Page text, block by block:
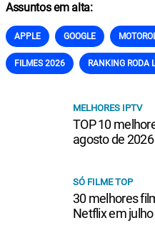
Assuntos em alta:
APPLE GOOGLE
FILMES 2026 RANKING RODA
MELHORES IPTV
TOP 10
agosto de 2026
SÓ FILME TOP
30 melhores
Netflix em